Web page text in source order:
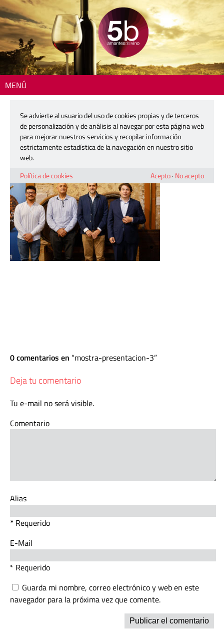
MENÚ
mostra-presentacion-3
8 mayo, 2026
0 comentarios en mostra-presentacion-3
Deja tu comentario
Tu e-mail no será visible.
Comentario
Alias
* Requerido
E-Mail
* Requerido
Guarda mi nombre, correo electrónico y web en este
navegador para la próxima vez que comente.
Se advierte al usuario del uso de cookies propias y de terceros
de personalización y de análisis al navegar por esta página web
para mejorar nuestros servicios y recopilar información
estrictamente estadística de la navegación en nuestro sitio
web.
Política de cookies
Acepto· No acepto